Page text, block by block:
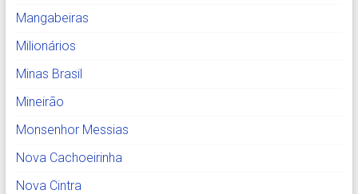
Mangabeiras
Milionários
Minas Brasil
Mineirão
Monsenhor Messias
Nova Cachoeirinha
Nova Cintra